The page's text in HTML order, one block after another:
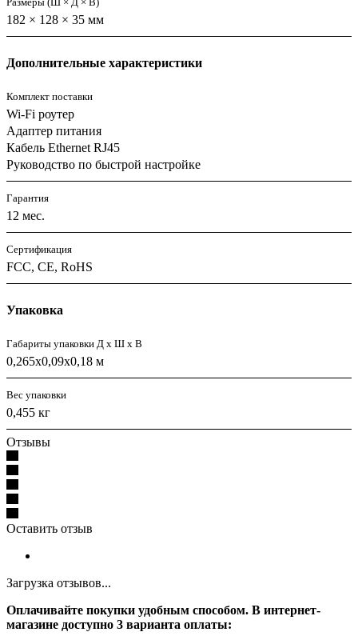
182 × 128 × 35 мм
Дополнительные характеристики
Комплект поставки
Wi-Fi роутер
Адаптер питания
Кабель Ethernet RJ45
Руководство по быстрой настройке
Гарантия
12 мес.
Сертификация
FCC, CE, RoHS
Упаковка
Габариты упаковки Д х Ш х В
0,265x0,09x0,18 м
Вес упаковки
0,455 кг
Отзывы
Оставить отзыв
Загрузка отзывов...
Оплачивайте покупки удобным способом. В интернет-
магазине доступно 3 варианта оплаты: